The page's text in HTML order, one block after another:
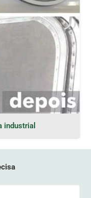
industrial